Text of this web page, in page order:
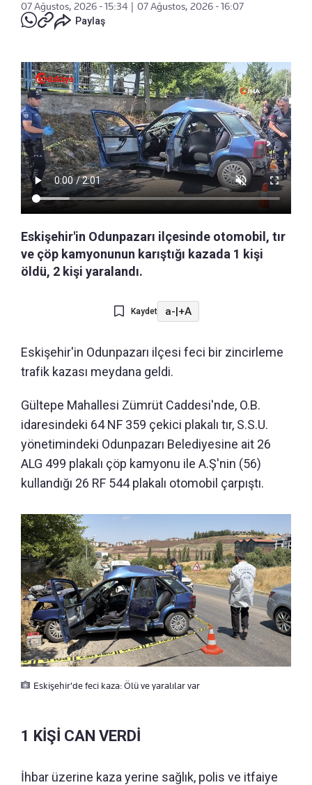
07 Ağustos, 2026 - 15:34
07 Ağustos, 2026 - 16:07
Paylaş
Eskişehir'in Odunpazarı ilçesinde otomobil, tır
ve çöp kamyonunun karıştığı kazada 1 kişi
öldü, 2 kişi yaralandı.
Kaydet a-|+A
Eskişehir'in Odunpazarı ilçesi feci bir zincirleme
trafik kazası meydana geldi.
Gültepe Mahallesi Zümrüt Caddesi'nde, O.B.
idaresindeki 64 NF 359 çekici plakalı tır, S.S.U.
yönetimindeki Odunpazarı Belediyesine ait 26
ALG 499 plakalı çöp kamyonu ile A.Ş'nin (56)
kullandığı 26 RF 544 plakalı otomobil çarpıştı.
Eskişehir'de feci kaza: Ölü ve yaralılar var
1 KİŞİ CAN VERDİ
İhbar üzerine kaza yerine sağlık, polis ve itfaiye